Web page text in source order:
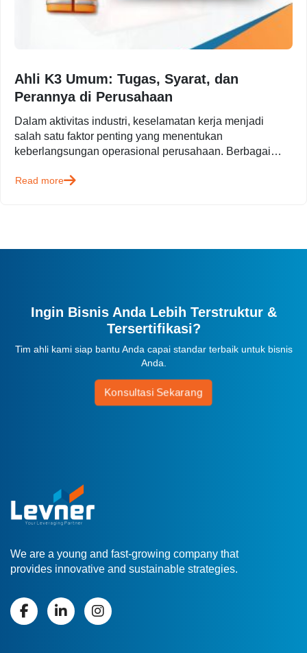
Ahli K3 Umum: Tugas, Syarat, dan
Perannya di Perusahaan
Dalam aktivitas industri, keselamatan kerja menjadi
salah satu faktor penting yang menentukan
keberlangsungan operasional perusahaan. Berbagai
pertambangan, hingga migas memiliki…
Read more
Ingin Bisnis Anda Lebih Terstruktur &
Tersertifikasi?
Tim ahli kami siap bantu Anda capai standar terbaik untuk bisnis
Anda.
Konsultasi Sekarang
We are a young and fast-growing company that
provides innovative and sustainable strategies.